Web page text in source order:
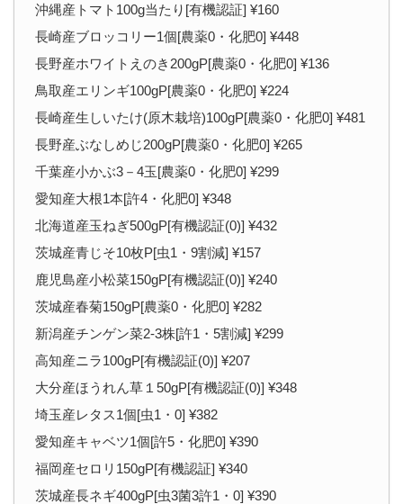
沖縄産トマト100g当たり[有機認証] ¥160
長崎産ブロッコリー1個[農薬0・化肥0] ¥448
長野産ホワイトえのき200gP[農薬0・化肥0] ¥136
鳥取産エリンギ100gP[農薬0・化肥0] ¥224
長崎産生しいたけ(原木栽培)100gP[農薬0・化肥0] ¥481
長野産ぶなしめじ200gP[農薬0・化肥0] ¥265
千葉産小かぶ3－4玉[農薬0・化肥0] ¥299
愛知産大根1本[許4・化肥0] ¥348
北海道産玉ねぎ500gP[有機認証(0)] ¥432
茨城産青じそ10枚P[虫1・9割減] ¥157
鹿児島産小松菜150gP[有機認証(0)] ¥240
茨城産春菊150gP[農薬0・化肥0] ¥282
新潟産チンゲン菜2-3株[許1・5割減] ¥299
高知産ニラ100gP[有機認証(0)] ¥207
大分産ほうれん草１50gP[有機認証(0)] ¥348
埼玉産レタス1個[虫1・0] ¥382
愛知産キャベツ1個[許5・化肥0] ¥390
福岡産セロリ150gP[有機認証] ¥340
茨城産長ネギ400gP[虫3菌3許1・0] ¥390